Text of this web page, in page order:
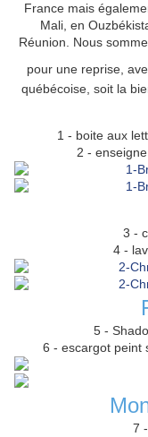
France mais
Mali, en
Réunion. Nous
pour une reprise,
québécoise, soit la
1 - boite aux
2 -
3 -
4 -
5 -
6 - escargot peint
7